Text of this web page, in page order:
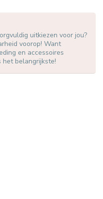
uitkiezen voor jou?
voorop! Want
en accessoires
het belangrijkste!